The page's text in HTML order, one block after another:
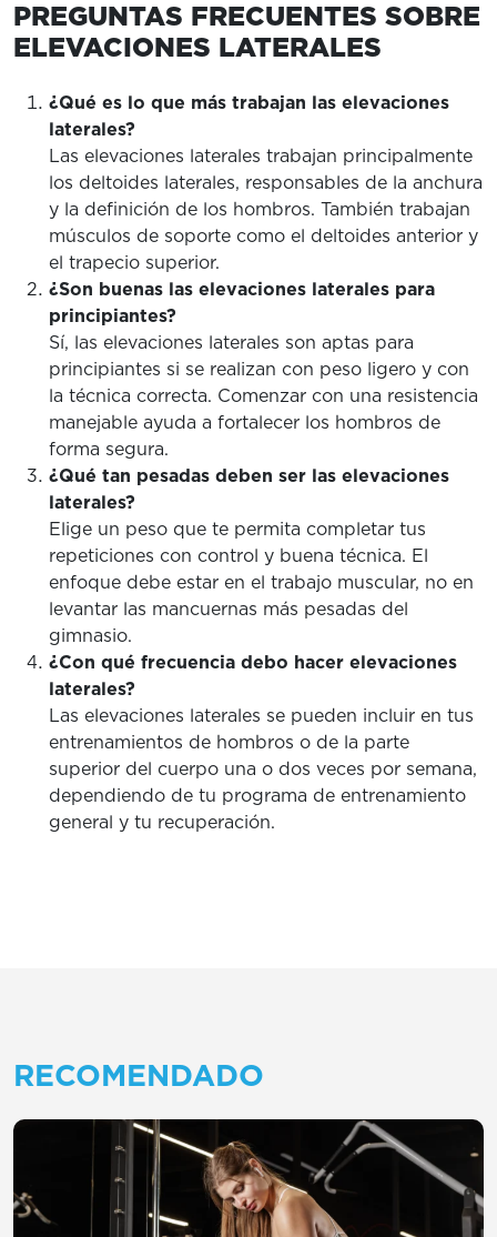
PREGUNTAS FRECUENTES SOBRE
ELEVACIONES LATERALES
¿Qué es lo que más trabajan las elevaciones
laterales?
Las elevaciones laterales trabajan principalmente
los deltoides laterales, responsables de la anchura
y la definición de los hombros. También trabajan
músculos de soporte como el deltoides anterior y
el trapecio superior.
¿Son buenas las elevaciones laterales para
principiantes?
Sí, las elevaciones laterales son aptas para
principiantes si se realizan con peso ligero y con
la técnica correcta. Comenzar con una resistencia
manejable ayuda a fortalecer los hombros de
forma segura.
¿Qué tan pesadas deben ser las elevaciones
laterales?
Elige un peso que te permita completar tus
repeticiones con control y buena técnica. El
enfoque debe estar en el trabajo muscular, no en
levantar las mancuernas más pesadas del
gimnasio.
¿Con qué frecuencia debo hacer elevaciones
laterales?
Las elevaciones laterales se pueden incluir en tus
entrenamientos de hombros o de la parte
superior del cuerpo una o dos veces por semana,
dependiendo de tu programa de entrenamiento
general y tu recuperación.
RECOMENDADO